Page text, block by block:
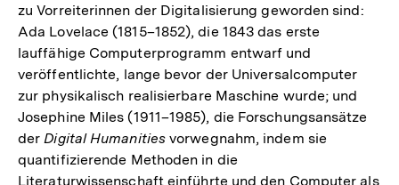
zu Vorreiterinnen der Digitalisierung geworden sind:
Ada Lovelace (1815–1852), die 1843 das erste
lauffähige Computerprogramm entwarf und
veröffentlichte, lange bevor der Universalcomputer
zur physikalisch realisierbare Maschine wurde; und
Josephine Miles (1911–1985), die Forschungsansätze
derDigital Humanities vorwegnahm, indem sie
quantifizierende Methoden in die
Literaturwissenschaft einführte und den Computer als